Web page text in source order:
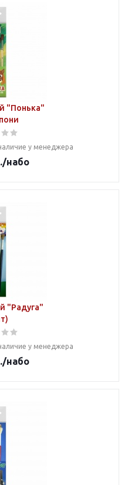
"Понька"
у менеджера
/набо
"Радуга"
у менеджера
/набо